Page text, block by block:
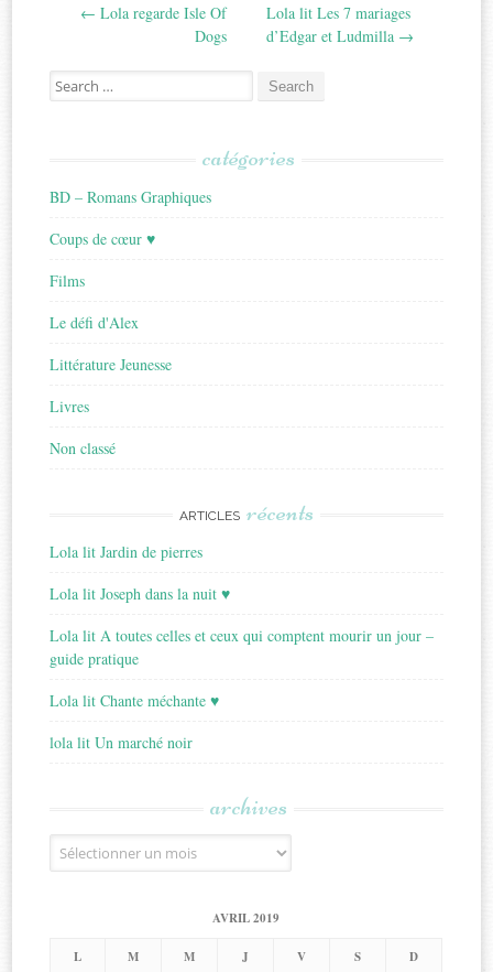
navigation
← Lola regarde Isle Of
Dogs
Lola lit Les 7 mariages
d’Edgar et Ludmilla →
Search
for:
catégories
BD – Romans Graphiques
Coups de cœur ♥
Films
Le défi d'Alex
Littérature Jeunesse
Livres
Non classé
ARTICLES récents
Lola lit Jardin de pierres
Lola lit Joseph dans la nuit ♥
Lola lit A toutes celles et ceux qui comptent mourir un jour –
guide pratique
Lola lit Chante méchante ♥
lola lit Un marché noir
archives
Archives
AVRIL 2019
L M M J V S D